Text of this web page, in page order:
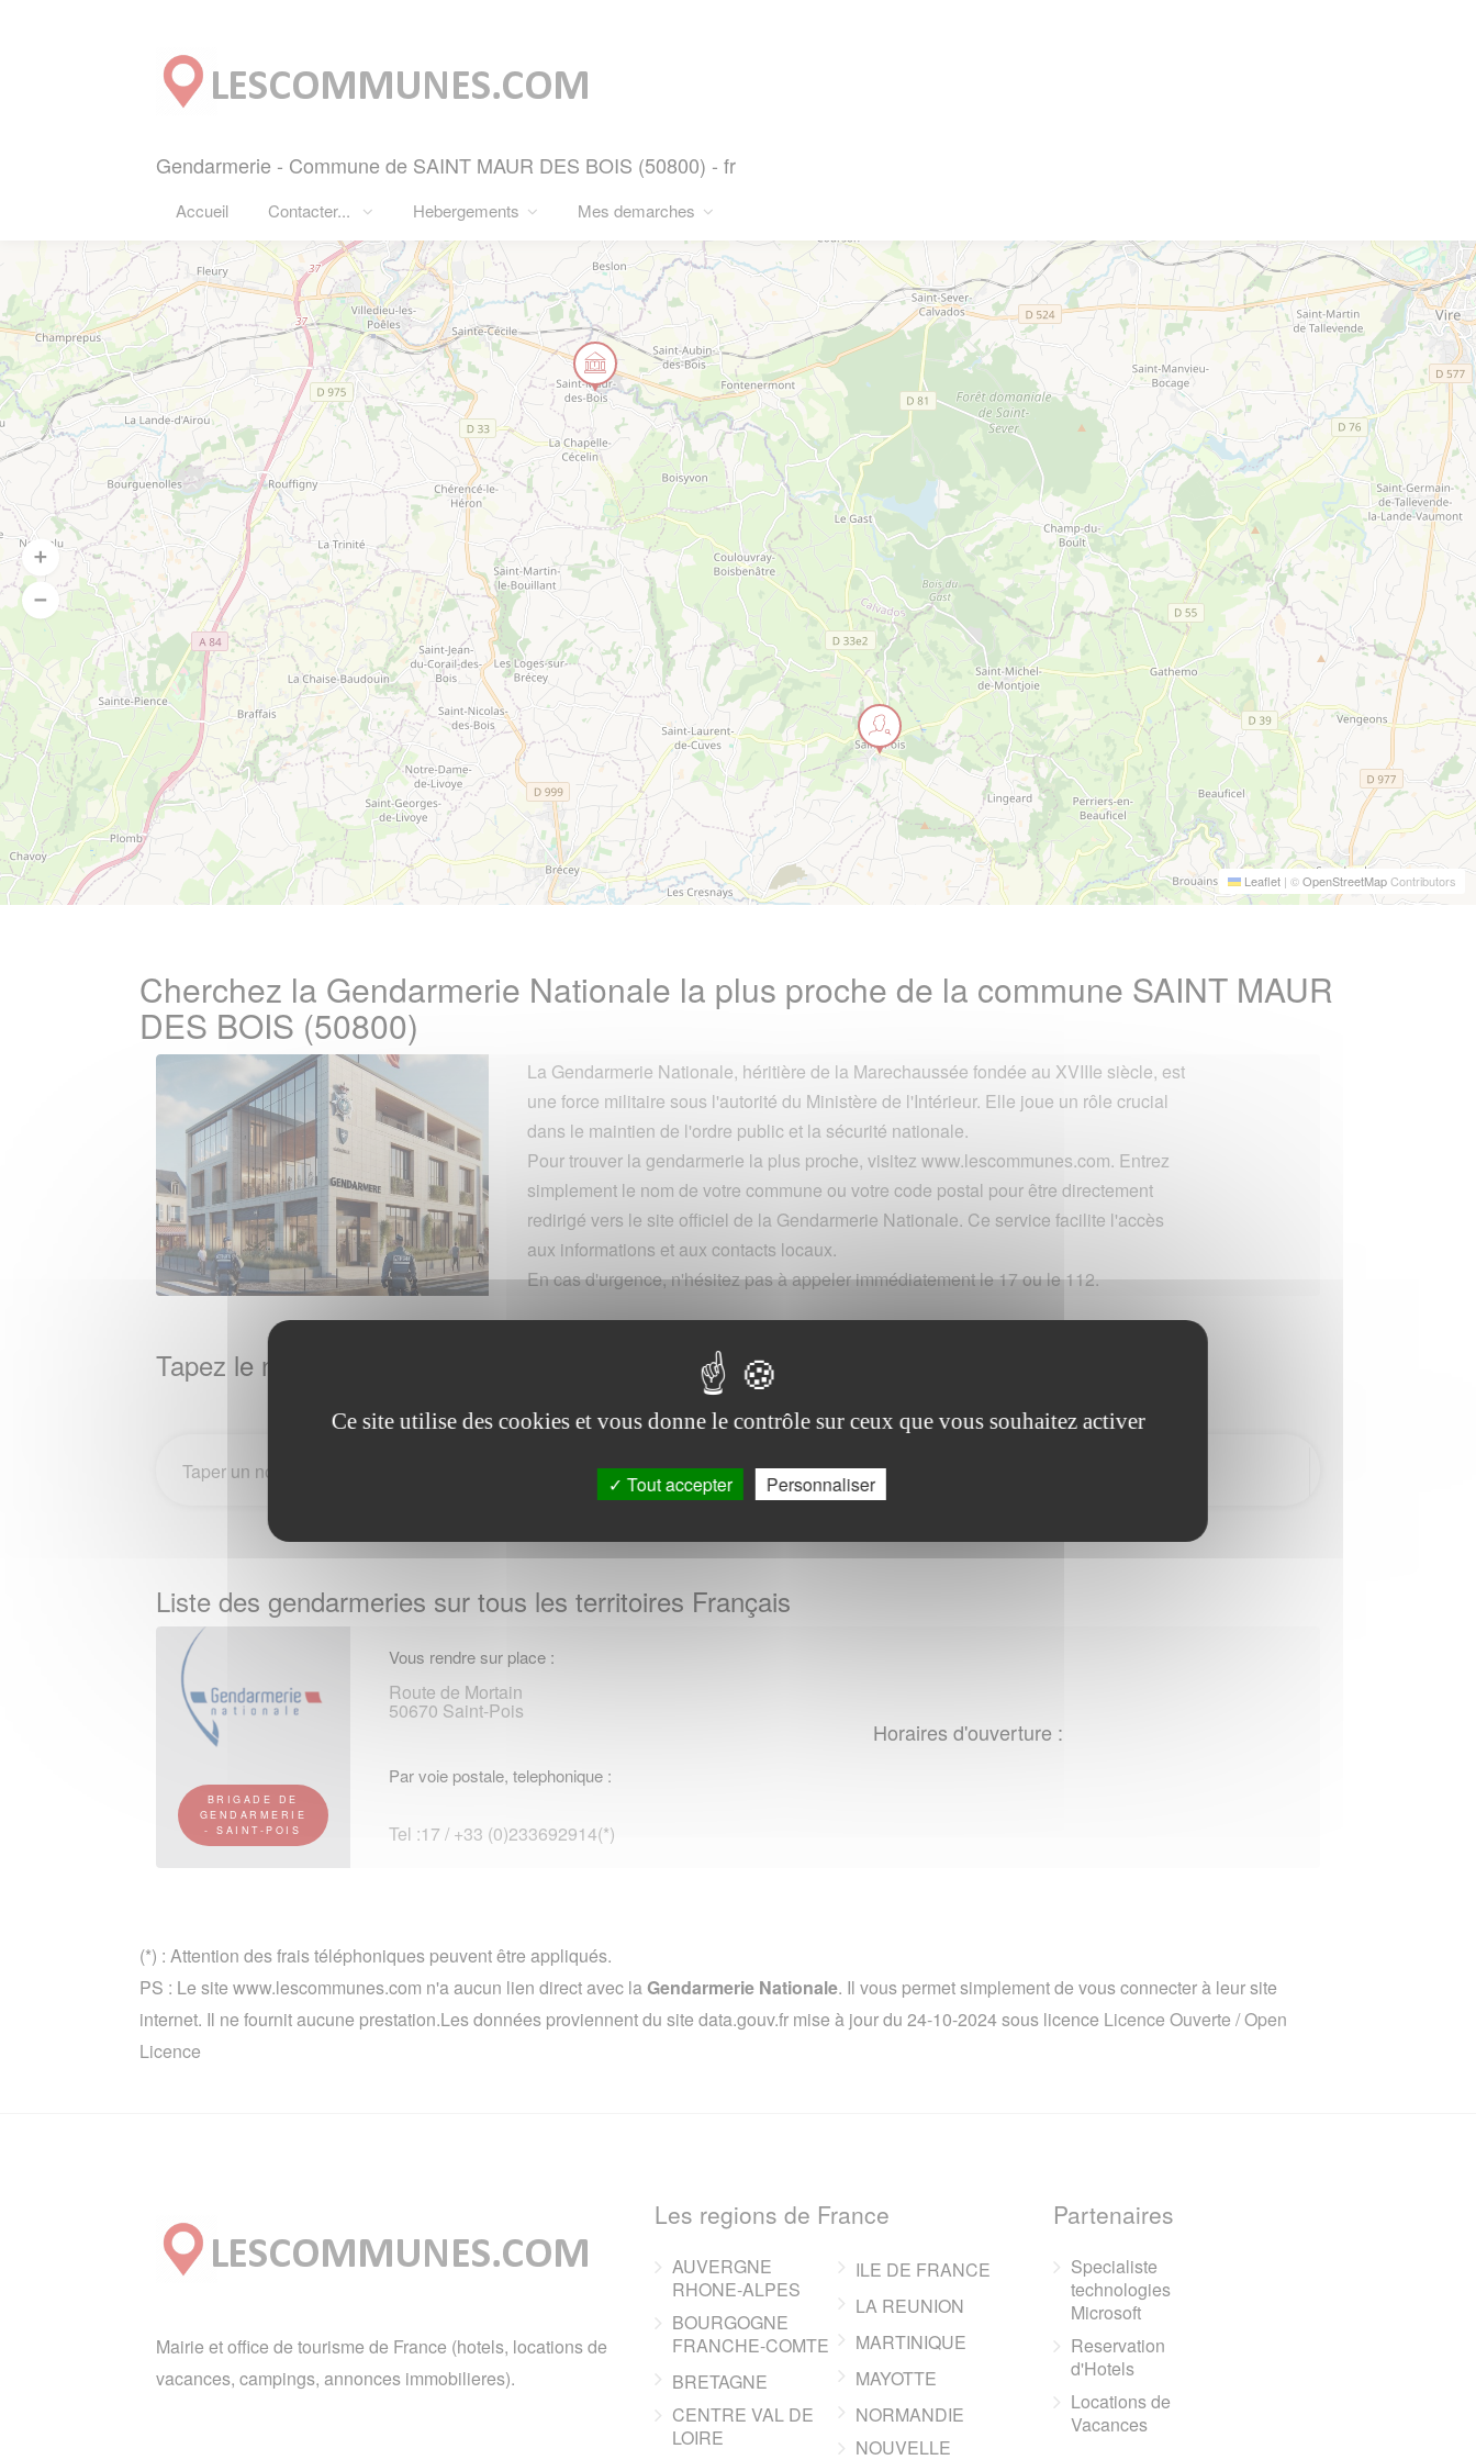
Gendarmerie - Commune de SAINT MAUR DES BOIS (50800) - fr
Accueil Contacter... Hebergements Mes demarches
Leaflet | ©OpenStreetMapContributors
Cherchez la Gendarmerie Nationale la plus proche de la commune SAINT MAUR
DES BOIS (50800)
La Gendarmerie Nationale, héritière de la Marechaussée fondée au XVIIIe siècle, est
une force militaire sous l'autorité du Ministère de l'Intérieur. Elle joue un rôle crucial
dans le maintien de l'ordre public et la sécurité nationale.
Pour trouver la gendarmerie la plus proche, visitez www.lescommunes.com. Entrez
simplement le nom de votre commune ou votre code postal pour être directement
redirigé vers le site officiel de la Gendarmerie Nationale. Ce service facilite l'accès
aux informations et aux contacts locaux.
En cas d'urgence, n'hésitez pas à appeler immédiatement le 17 ou le 112.
Tapez le nom de la Ville / Commune
Liste des gendarmeries sur tous les territoires Français
BRIGADE DE
GENDARMERIE
- SAINT-POIS
Vous rendre sur place :
Route de Mortain
50670 Saint-Pois
Par voie postale, telephonique :
Tel :17 / +33 (0)233692914(*)
Horaires d'ouverture :
(*) : Attention des frais téléphoniques peuvent être appliqués.
PS : Le site www.lescommunes.com n'a aucun lien direct avec laGendarmerie Nationale. Il vous permet simplement de vous connecter à leur site
internet. Il ne fournit aucune prestation.Les données proviennent du site data.gouv.fr mise à jour du 24-10-2024 sous licence Licence Ouverte / Open
Licence
Mairie et office de tourisme de France (hotels, locations de
vacances, campings, annonces immobilieres).
Les regions de France
AUVERGNE
RHONE-ALPES
BOURGOGNE
FRANCHE-COMTE
BRETAGNE
CENTRE VAL DE
LOIRE
ILE DE FRANCE
LA REUNION
MARTINIQUE
MAYOTTE
NORMANDIE
NOUVELLE
Partenaires
Specialiste
technologies
Microsoft
Reservation
d'Hotels
Locations de
Vacances
Ce site utilise des cookies et vous donne le contrôle sur ceux que vous souhaitez activer
Tout accepter Personnaliser